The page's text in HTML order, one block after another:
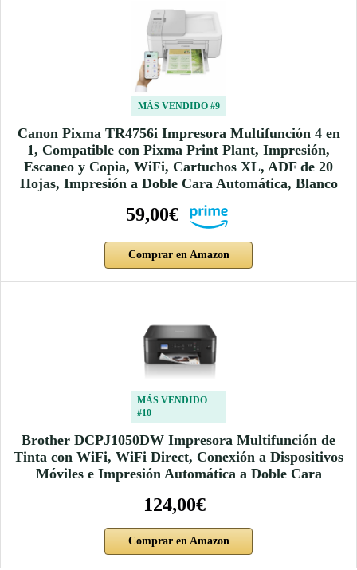
MÁS VENDIDO #9
Canon Pixma TR4756i Impresora Multifunción 4 en
1, Compatible con Pixma Print Plant, Impresión,
Escaneo y Copia, WiFi, Cartuchos XL, ADF de 20
Hojas, Impresión a Doble Cara Automática, Blanco
59,00€
Comprar en Amazon
MÁS VENDIDO
#10
Brother DCPJ1050DW Impresora Multifunción de
Tinta con WiFi, WiFi Direct, Conexión a Dispositivos
Móviles e Impresión Automática a Doble Cara
124,00€
Comprar en Amazon